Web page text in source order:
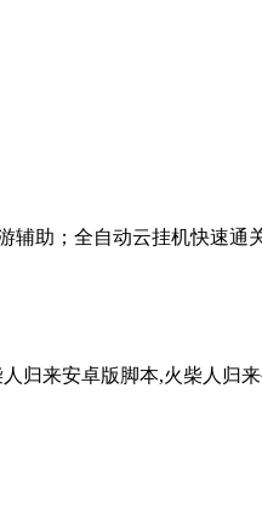
辅助；全自动云挂机快速
归来安卓版脚本,火柴人归